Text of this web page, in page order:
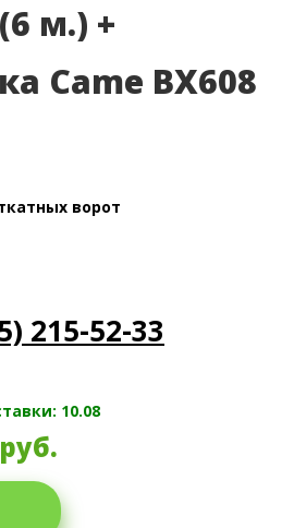
м.) +
Came BX608
ворот
215-52-33
10.08
руб.